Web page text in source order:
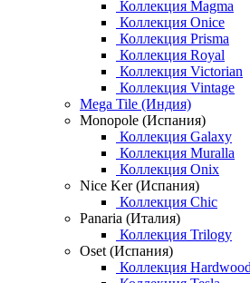
Коллекция Magma
Коллекция Onice
Коллекция Prisma
Коллекция Royal
Коллекция Victorian
Коллекция Vintage
Mega Tile (Индия)
Monopole (Испания)
Коллекция Galaxy
Коллекция Muralla
Коллекция Onix
Nice Ker (Испания)
Коллекция Chic
Panaria (Италия)
Коллекция Trilogy
Oset (Испания)
Коллекция Hardwood